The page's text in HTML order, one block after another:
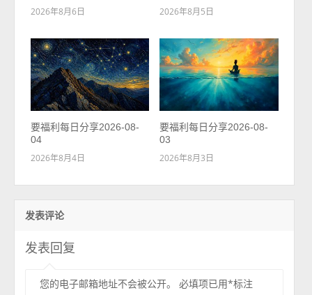
2026年8月6日 2026年8月5日
要福利每日分享2026-08-
04
2026年8月4日
要福利每日分享2026-08-
03
2026年8月3日
发表评论
发表回复
您的电子邮箱地址不会被公开。 必填项已用*标注